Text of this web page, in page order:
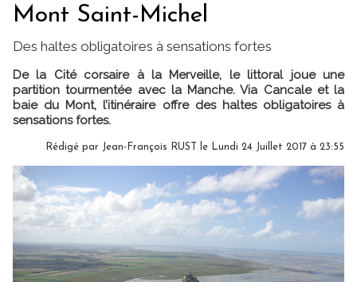
Mont Saint-Michel
Des haltes obligatoires à sensations fortes
De la Cité corsaire à la Merveille, le littoral joue une
partition tourmentée avec la Manche. Via Cancale et la
baie du Mont, l’itinéraire offre des haltes obligatoires à
sensations fortes.
Rédigé par Jean-François RUST le Lundi 24 Juillet 2017 à 23:55